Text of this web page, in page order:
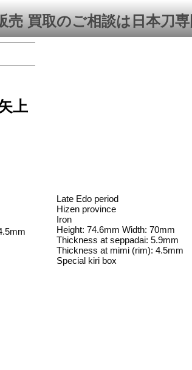
売 買取のご相談は日本刀
上
Late Edo period
Hizen province
Iron
Height: 74.6mm Width: 70mm
Thickness at seppadai: 5.9mm
Thickness at mimi (rim): 4.5mm
Special kiri box